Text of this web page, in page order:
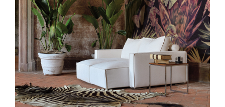
Kupatila
DODATCI
VANJSKI
UREDSKI